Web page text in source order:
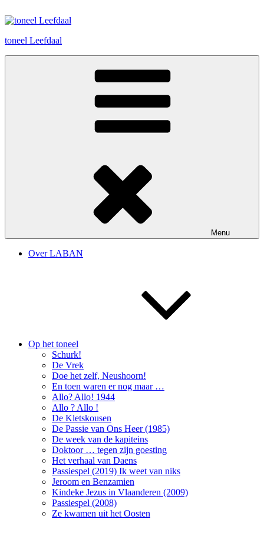
naar
inhoud
toneel Leefdaal
Menu
Over LABAN
Op het toneel
Schurk!
De Vrek
Doe het zelf, Neushoorn!
En toen waren er nog maar …
Allo? Allo! 1944
Allo ? Allo !
De Kletskousen
De Passie van Ons Heer (1985)
De week van de kapiteins
Doktoor … tegen zijn goesting
Het verhaal van Daens
Passiespel (2019) Ik weet van niks
Jeroom en Benzamien
Kindeke Jezus in Vlaanderen (2009)
Passiespel (2008)
Ze kwamen uit het Oosten